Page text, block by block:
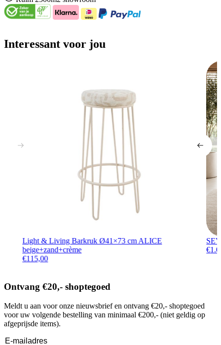
Interessant voor jou
Light & Living Barkruk Ø41×73 cm ALICE
beige+zand+crème
€115,00
€
Ontvang €20,- shoptegoed
Meldt u aan voor onze nieuwsbrief en ontvang €20,- shoptegoed
voor uw volgende bestelling van minimaal €200,- (niet geldig op
afgeprijsde items).